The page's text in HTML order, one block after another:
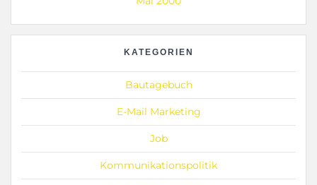
KATEGORIEN
Bautagebuch
E-Mail Marketing
Job
Kommunikationspolitik